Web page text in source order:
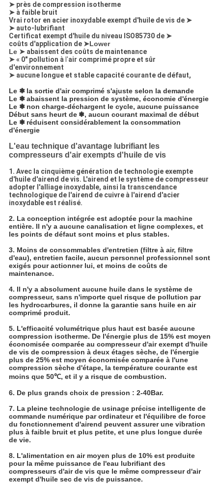
➤près de compression isotherme
➤à faible bruit
Vrai rotor en acier inoxydable exempt d'huile de vis de ➤
➤auto-lubrifiant
Certificat exempt d'huile du niveau ISO85730 de ➤
coûts d'application de ➤Lower
Le ➤abaissent des coûts de maintenance
➤« 0" pollution àl'air comprimé propre et sûr
d'environnement
➤aucune longue et stable capacité courante de défaut,
Le ❃ la sortie d'air comprimé s'ajuste selon la demande
Le ❃abaissent la pression de système, économie d'énergie
Le ❃ non charge-déchargent le cycle, aucune puissance
Début sans heurt de ❃, aucun courant maximal de début
Le ❃ réduisent considérablement la consommation
d'énergie
L'eau technique d'avantage lubrifiant les
compresseurs d'air exempts d'huile de vis
1. Avec la cinquième génération de technologie exempte
d'huile d'airend de vis. L'airend et le système de compresseur
adopter l'alliage inoxydable, ainsi la transcendance
technologique de l'airend de cuivre à l'airend d'acier
inoxydable est réalisé.
2. La conception intégrée est adoptée pour la machine
entière. Il n'y a aucune canalisation et ligne complexes, et
les points de défaut sont moins et plus stables.
3. Moins de consommables d'entretien (filtre à air, filtre
d'eau), entretien facile, aucun personnel professionnel sont
exigés pour actionner lui, et moins de coûts de
maintenance.
4. Il n'y a absolument aucune huile dans le système de
compresseur, sans n'importe quel risque de pollution par
les hydrocarbures, il donne la garantie sans huile en air
comprimé produit.
5. L'efficacité volumétrique plus haut est basée aucune
compression isotherme. De l'énergie plus de 15% est moyen
économisée comparée au compresseur d'air exempt d'huile
de vis de compression à deux étages sèche, de l'énergie
plus de 25% est moyen économisée comparée à l'une
compression sèche d'étape, la température courante est
moins que 50℃, et il y a risque de combustion.
6. De plus grands choix de pression : 2-40Bar.
7. La pleine technologie de usinage précise intelligente de
commande numérique par ordinateur et l'équilibre de force
du fonctionnement d'airend peuvent assurer une vibration
plus à faible bruit et plus petite, et une plus longue durée
de vie.
8. L'alimentation en air moyen plus de 10% est produite
pour la même puissance de l'eau lubrifiant des
compresseurs d'air de vis que le même compresseur d'air
exempt d'huile sec de vis de puissance.